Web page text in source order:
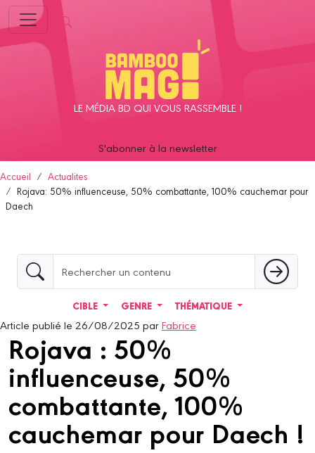
LE MÉDIA BD QUI VOUS RASSEMBLE !
S'abonner à la newsletter
Accueil
Actualites
Rojava: 50% influenceuse, 50% combattante, 100% cauchemar pour
Daech
CIBLE GENRE THÉMATIQUE
Article publié le 26/08/2025 parFabrice
Rojava : 50%
influenceuse, 50%
combattante, 100%
cauchemar pour Daech !
Panneau de gestion des cookies